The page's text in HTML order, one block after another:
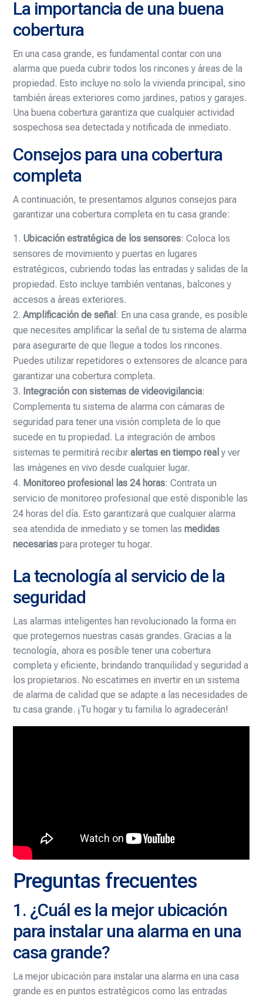
La importancia de una buena
cobertura
En una casa grande, es fundamental contar con una
alarma que pueda cubrir todos los rincones y áreas de la
propiedad. Esto incluye no solo la vivienda principal, sino
también áreas exteriores como jardines, patios y garajes.
Una buena cobertura garantiza que cualquier actividad
sospechosa sea detectada y notificada de inmediato.
Consejos para una cobertura
completa
A continuación, te presentamos algunos consejos para
garantizar una cobertura completa en tu casa grande:
Ubicación estratégica de los sensores: Coloca los
sensores de movimiento y puertas en lugares
estratégicos, cubriendo todas las entradas y salidas de la
propiedad. Esto incluye también ventanas, balcones y
accesos a áreas exteriores.
Amplificación de señal : En una casa grande, es posible
que necesites amplificar la señal de tu sistema de alarma
para asegurarte de que llegue a todos los rincones.
Puedes utilizar repetidores o extensores de alcance para
garantizar una cobertura completa.
Integración con sistemas de videovigilancia:
Complementa tu sistema de alarma con cámaras de
seguridad para tener una visión completa de lo que
sucede en tu propiedad. La integración de ambos
sistemas te permitirá recibiralertas en tiempo real y ver
las imágenes en vivo desde cualquier lugar.
Monitoreo profesional las 24 horas: Contrata un
servicio de monitoreo profesional que esté disponible las
24 horas del día. Esto garantizará que cualquier alarma
sea atendida de inmediato y se tomen lasmedidas
necesarias para proteger tu hogar.
La tecnología al servicio de la
seguridad
Las alarmas inteligentes han revolucionado la forma en
que protegemos nuestras casas grandes. Gracias a la
tecnología, ahora es posible tener una cobertura
completa y eficiente, brindando tranquilidad y seguridad a
los propietarios. No escatimes en invertir en un sistema
de alarma de calidad que se adapte a las necesidades de
tu casa grande. ¡Tu hogar y tu familia lo agradecerán!
Preguntas frecuentes
1. ¿Cuál es la mejor ubicación
para instalar una alarma en una
casa grande?
La mejor ubicación para instalar una alarma en una casa
grande es en puntos estratégicos como las entradas